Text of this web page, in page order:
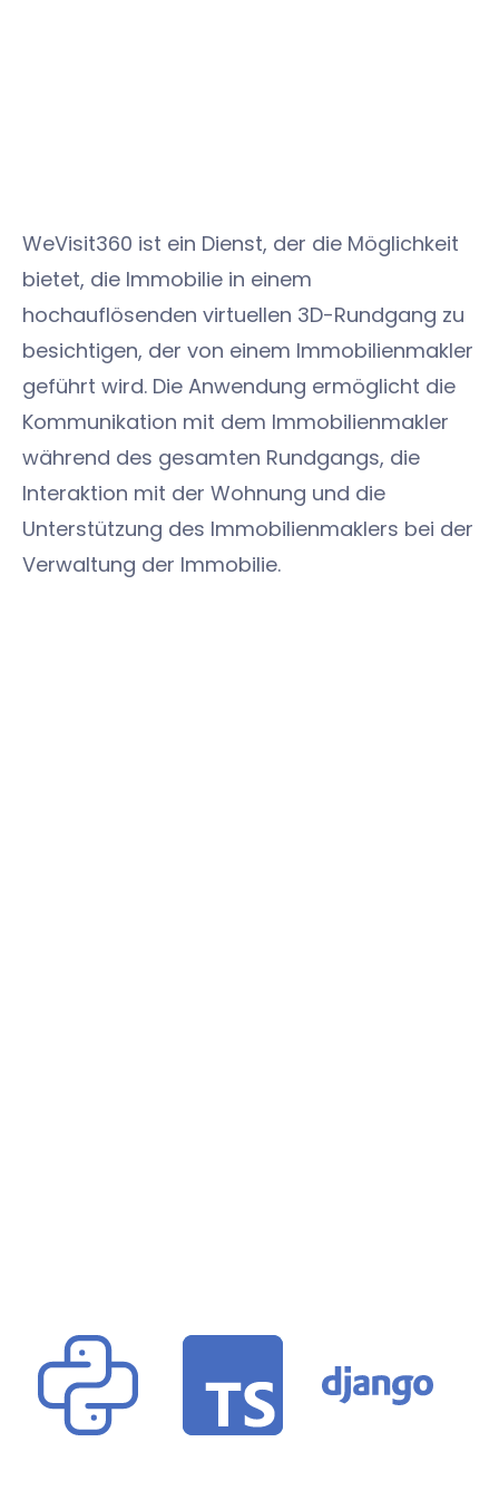
WeVisit360 ist ein Dienst, der die Möglichkeit
bietet, die Immobilie in einem
hochauflösenden virtuellen 3D-Rundgang zu
besichtigen, der von einem Immobilienmakler
geführt wird. Die Anwendung ermöglicht die
Kommunikation mit dem Immobilienmakler
während des gesamten Rundgangs, die
Interaktion mit der Wohnung und die
Unterstützung des Immobilienmaklers bei der
Verwaltung der Immobilie.